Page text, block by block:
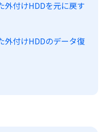
外付けHDDを元に戻す
外付けHDDのデータ復